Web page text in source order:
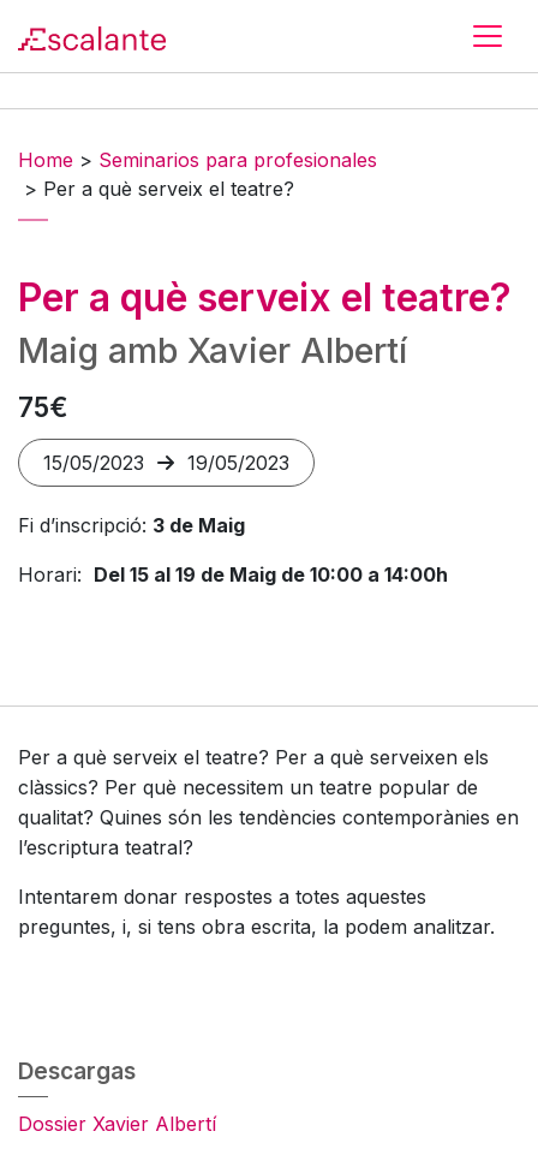
Home > Seminarios para profesionales
> Per a què serveix el teatre?
Per a què serveix el teatre?
Maig amb Xavier Albertí
75€
15/05/2023 19/05/2023
Fi d’inscripció: 3 de Maig
Horari: Del 15 al 19 de Maig de 10:00 a 14:00h
Per a què serveix el teatre? Per a què serveixen els
clàssics? Per què necessitem un teatre popular de
qualitat? Quines són les tendències contemporànies en
l’escriptura teatral?
Intentarem donar respostes a totes aquestes
preguntes, i, si tens obra escrita, la podem analitzar.
Descargas
Dossier Xavier Albertí